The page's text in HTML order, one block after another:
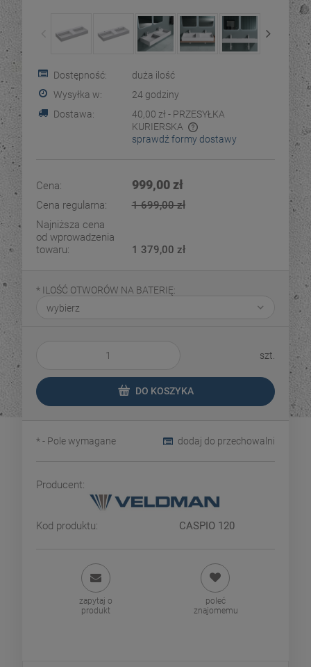
Dostępność:
duża ilość
Wysyłka w:
24 godziny
Dostawa:
40,00 zł - PRZESYŁKA
KURIERSKA
Cena nie zawiera ewentualnych kosztów płatności
sprawdź formy dostawy
Cena: 999,00 zł
Cena regularna:
1 699,00 zł
Najniższa cena
od wprowadzenia
towaru:
1 379,00 zł
* ILOŚĆ OTWORÓW NA BATERIĘ:
szt.
DO KOSZYKA
dodaj do przechowalni
*- Pole wymagane
Producent:
Kod produktu: CASPIO 120
zapytaj o
produkt
poleć
znajomemu